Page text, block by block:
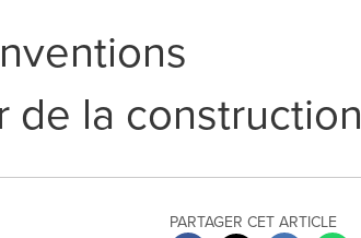
la construction
PARTAGER CET ARTICLE